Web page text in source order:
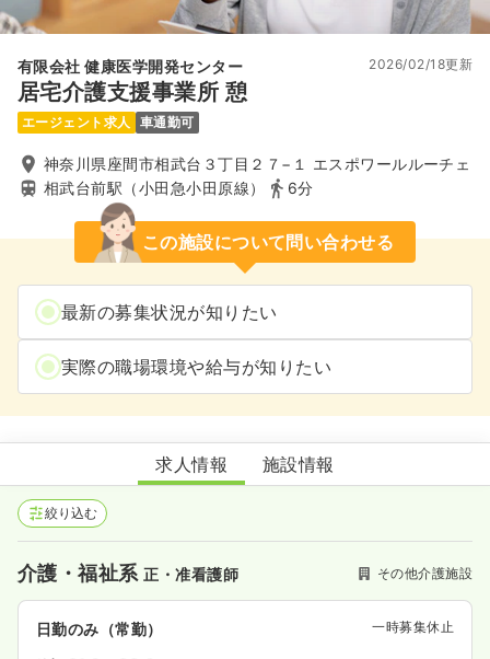
有限会社 健康医学開発センター
居宅介護支援事業所 憩
2026/02/18更新
エージェント求人 車通勤可
神奈川県座間市相武台３丁目２７−１ エスポワールルーチェ
相武台前駅（小田急小田原線）
6分
この施設について問い合わせる
最新の募集状況が知りたい
実際の職場環境や給与が知りたい
居宅介護支援事業所 憩
求人情報 施設情報
絞り込む
介護・福祉系正・准看護師 その他介護施設
日勤のみ（常勤） 一時募集休止